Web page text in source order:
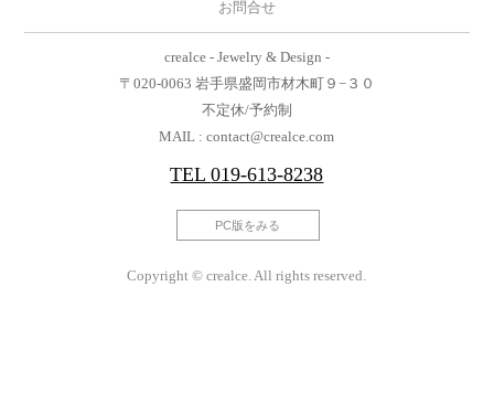
お問合せ
crealce - Jewelry & Design -
〒020-0063 岩手県盛岡市材木町９−３０
不定休/予約制
MAIL : contact@crealce.com
TEL019-613-8238
PC版をみる
Copyright © crealce. All rights reserved.